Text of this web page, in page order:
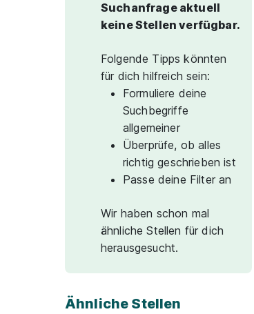
Suchanfrage aktuell
keine Stellen verfügbar.
Folgende Tipps könnten
für dich hilfreich sein:
Formuliere deine
Suchbegriffe
allgemeiner
Überprüfe, ob alles
richtig geschrieben ist
Passe deine Filter an
Wir haben schon mal
ähnliche Stellen für dich
herausgesucht.
Ähnliche Stellen